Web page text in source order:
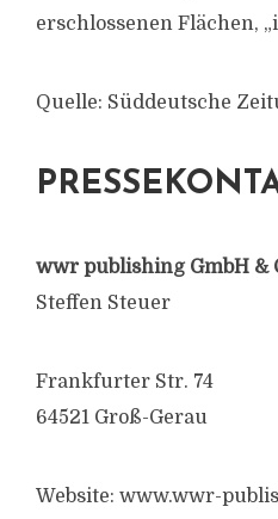
erschlossenen Flächen,
Quelle: Süddeutsche
wwr publishing GmbH &
Steffen Steuer
Frankfurter Str. 74
64521 Groß-Gerau
Website: www.wwr-